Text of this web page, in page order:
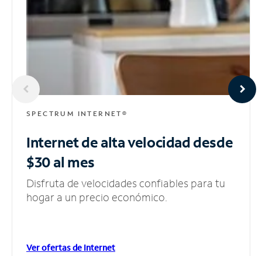
SPECTRUM INTERNET®
Internet de alta velocidaddesde
$30 al mes
Disfruta de velocidades confiables para tu
hogar a un precio económico.
Ver ofertas de Internet